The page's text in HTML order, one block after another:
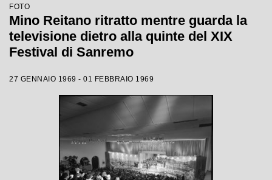
FOTO
Mino Reitano ritratto mentre guarda la
televisione dietro alla quinte del XIX
Festival di Sanremo
27 GENNAIO 1969 - 01 FEBBRAIO 1969